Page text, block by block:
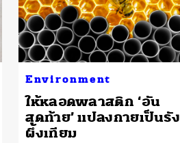
Environment
ให้หลอดพลาสติก ‘อัน
สุดท้าย’ แปลงกายเป็นรัง
ผึ้งเทียม